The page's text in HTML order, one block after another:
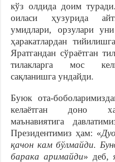
кўз олдида доим
оиласи ҳузурида
умидлари, орзулари
ҳаракатлардан
Яратгандан сўраётган
тилакларга мос
сақланишга ундайди.
Буюк ота-
келаётган доно
маънавиятига
Президентимиз ҳам: «
қачон кам бўлмайди.
барака аримайди» деб,